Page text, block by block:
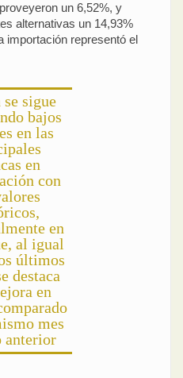
un 6,52%, y
alternativas un 14,93%
importación representó el
sigue
bajos
en las
en
con
en
al igual
últimos
destaca
en
mes
anterior